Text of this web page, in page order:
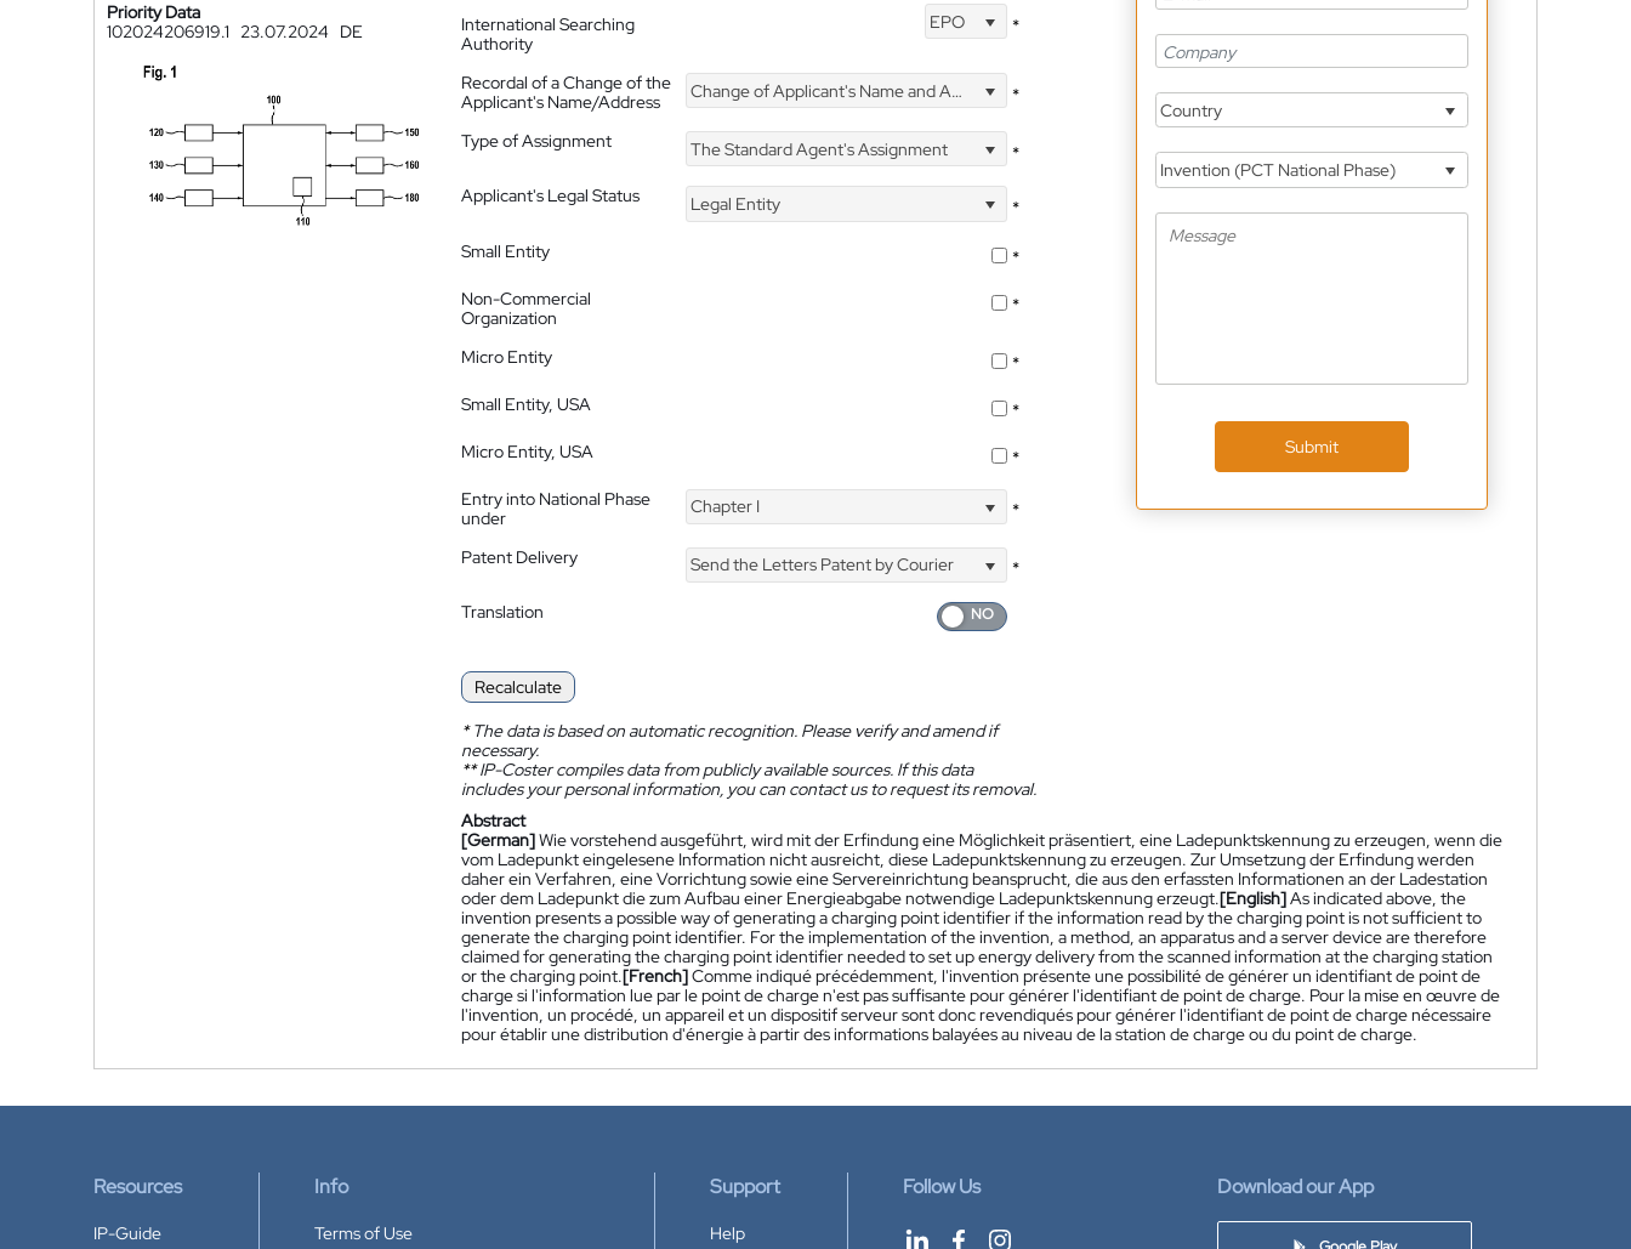
Priority Data
102024206919.1
23.07.2024 DE
International Searching
Authority
EPO *
Recordal of a Change of the
Applicant's Name/Address
Change of Applicant's Name and Address *
Type of Assignment The Standard Agent's Assignment
*
Applicant's Legal Status
Legal Entity
*
Small Entity
*
Non-Commercial
Organization
*
Micro Entity
*
Small Entity, USA
*
Micro Entity, USA
*
Entry into National Phase
under
Chapter I *
Patent Delivery Send the Letters Patent by Courier
*
Translation
Recalculate
*The data is based on automatic recognition. Please verify and amend if
necessary.
**IP-Coster compiles data from publicly available sources. If this data
includes your personal information, you can contact us to request its removal.
Country
Invention (PCT National Phase)
Submit
Abstract
[German]Wie vorstehend ausgeführt, wird mit der Erfindung eine Möglichkeit präsentiert, eine Ladepunktskennung zu erzeugen, wenn die
vom Ladepunkt eingelesene Information nicht ausreicht, diese Ladepunktskennung zu erzeugen. Zur Umsetzung der Erfindung werden
daher ein Verfahren, eine Vorrichtung sowie eine Servereinrichtung beansprucht, die aus den erfassten Informationen an der Ladestation
oder dem Ladepunkt die zum Aufbau einer Energieabgabe notwendige Ladepunktskennung erzeugt.[English]As indicated above, the
invention presents a possible way of generating a charging point identifier if the information read by the charging point is not sufficient to
generate the charging point identifier. For the implementation of the invention, a method, an apparatus and a server device are therefore
claimed for generating the charging point identifier needed to set up energy delivery from the scanned information at the charging station
or the charging point.[French]Comme indiqué précédemment, l'invention présente une possibilité de générer un identifiant de point de
charge si l'information lue par le point de charge n'est pas suffisante pour générer l'identifiant de point de charge. Pour la mise en œuvre de
l'invention, un procédé, un appareil et un dispositif serveur sont donc revendiqués pour générer l'identifiant de point de charge nécessaire
pour établir une distribution d'énergie à partir des informations balayées au niveau de la station de charge ou du point de charge.
Resources
IP-Guide
Info
Terms of Use
Support
Help
Follow Us Download our App